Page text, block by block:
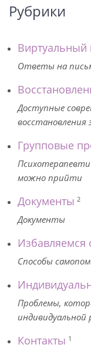
Рубрики
Виртуальный
Ответы на
Доступные
восстановления
Групповые
можно прийти
Документы 2
Документы
Избавляемся
Способы
Проблемы,
Контакты 1